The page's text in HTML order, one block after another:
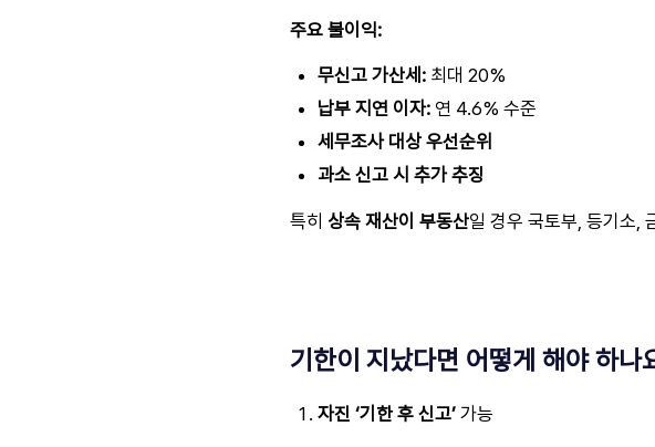
주요 불이익:
무신고 가산세: 최대 20%
납부 지연 이자: 연 4.6% 수준
세무조사 대상 우선순위
과소 신고 시 추가 추징
특히 상속 재산이 부동산일 경우 국토부, 등기소,
기한이 지났다면 어떻게 해야 하나
자진 ‘기한 후 신고’ 가능